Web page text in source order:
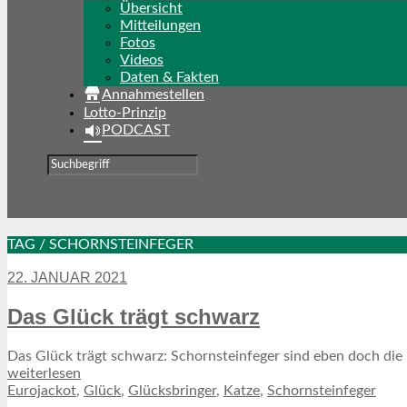
Übersicht
Mitteilungen
Fotos
Videos
Daten & Fakten
Annahmestellen
Lotto-Prinzip
PODCAST
TAG / SCHORNSTEINFEGER
22. JANUAR 2021
Das Glück trägt schwarz
Das Glück trägt schwarz: Schornsteinfeger sind eben doch
weiterlesen
Eurojackot, Glück, Glücksbringer, Katze, Schornsteinfeger